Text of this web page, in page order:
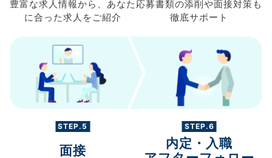
豊富な求人情報から、 あなた
に合った求人を ご紹介
応募書類の添削や面接対策も
徹底サポート
STEP.5
面接
STEP.6
内定・入職